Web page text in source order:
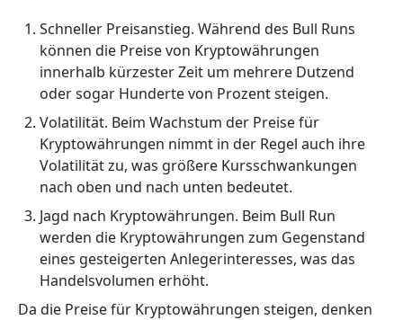
Schneller Preisanstieg. Während des Bull Runs
können die Preise von Kryptowährungen
innerhalb kürzester Zeit um mehrere Dutzend
oder sogar Hunderte von Prozent steigen.
Volatilität. Beim Wachstum der Preise für
Kryptowährungen nimmt in der Regel auch ihre
Volatilität zu, was größere Kursschwankungen
nach oben und nach unten bedeutet.
Jagd nach Kryptowährungen. Beim Bull Run
werden die Kryptowährungen zum Gegenstand
eines gesteigerten Anlegerinteresses, was das
Handelsvolumen erhöht.
Da die Preise für Kryptowährungen steigen, denken